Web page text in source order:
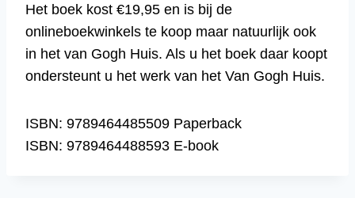
Het boek kost €19,95 en is bij de
onlineboekwinkels te koop maar natuurlijk ook
in het van Gogh Huis. Als u het boek daar koopt
ondersteunt u het werk van het Van Gogh Huis.
ISBN: 9789464485509 Paperback
ISBN: 9789464488593 E-book